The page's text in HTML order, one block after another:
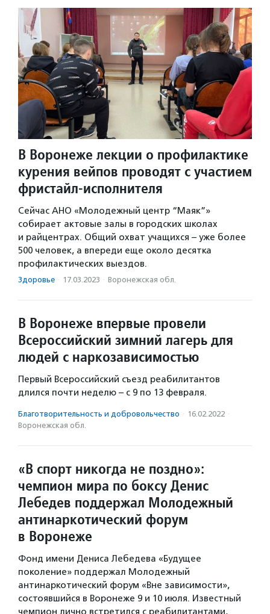
В Воронеже лекции о профилактике
курения вейпов проводят с участием
фристайл-исполнителя
Сейчас АНО «Молодежный центр “Маяк”»
собирает актовые залы в городских школах
и райцентрах. Общий охват учащихся – уже более
500 человек, а впереди еще около десятка
профилактических выездов.
Здоровье · 17.03.2023 · Воронежская обл.
В Воронеже впервые провели
Всероссийский зимний лагерь для
людей с наркозависимостью
Первый Всероссийский съезд реабилитантов
длился почти неделю – с 9 по 13 февраля.
Благотвори­тель­ность и доброволь­чест­во · 16.02.2022 ·
Воронежская обл.
«В спорт никогда не поздно»:
чемпион мира по боксу Денис
Лебедев поддержал Молодежный
антинаркотический форум
в Воронеже
Фонд имени Дениса Лебедева «Будущее
поколение» поддержал Молодежный
антинаркотический форум «Вне зависимости»,
состоявшийся в Воронеже 9 и 10 июля. Известный
чемпион лично встретился с реабилитантами,